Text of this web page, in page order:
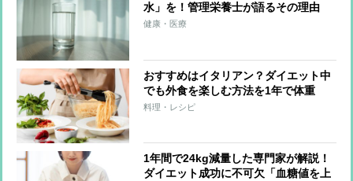
水」を！管理栄養士が語るその理由
健康・医療
おすすめはイタリアン？ダイエット中
でも外食を楽しむ方法を1年で体重
24kg減を達成した専門家が伝授
料理・レシピ
1年間で24kg減量した専門家が解説！
ダイエット成功に不可欠「血糖値を上